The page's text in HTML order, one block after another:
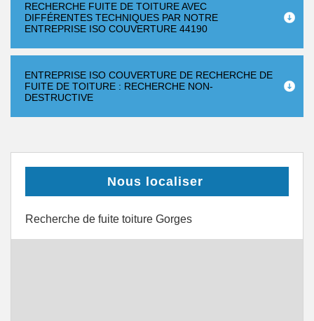
RECHERCHE FUITE DE TOITURE AVEC
DIFFÉRENTES TECHNIQUES PAR NOTRE
ENTREPRISE ISO COUVERTURE 44190
ENTREPRISE ISO COUVERTURE DE RECHERCHE DE
FUITE DE TOITURE : RECHERCHE NON-
DESTRUCTIVE
Nous localiser
Recherche de fuite toiture Gorges